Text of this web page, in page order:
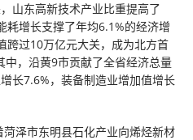
山东高新技术产业比重提高了
耗增长支撑了年均6.1%的经济增
跨过10万亿元大关，成为北方首
，沿黄9市贡献了全省经济总量
长7.6%，装备制造业增加值增长
泽市东明县石化产业向烯烃新材